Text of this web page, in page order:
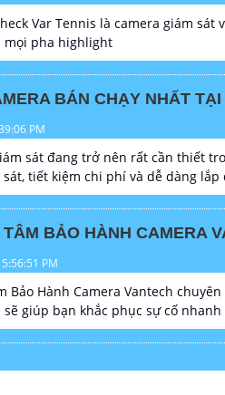
Var Tennis là camera giám
mọi pha highlight
BÁN CHẠY NHẤT
PM
sát đang trở nên rất cần thiết
tiết kiệm chi phí và dễ dàng lắp
BẢO HÀNH CAMERA
PM
Bảo Hành Camera Vantech
giúp bạn khắc phục sự cố